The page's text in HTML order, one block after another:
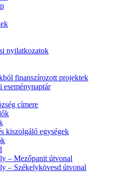
nyilatkozatok
finanszírozott projektek
eseménynaptár
címere
kiszolgáló egységek
– Mezőpanit útvonal
– Székelykövesd útvonal